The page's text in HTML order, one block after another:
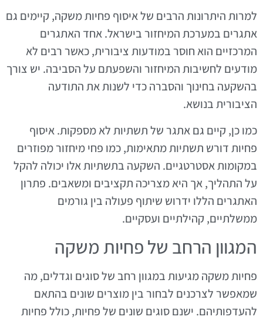
למרות היתרונות הרבים של איסוף פחיות משקה, קיימים גם
אתגרים במערכת המיחזור בישראל. אחד האתגרים
המרכזיים הוא חוסר במודעות ציבורית, כאשר רבים לא
מודעים לחשיבות המיחזור והשפעתם על הסביבה. יש צורך
בהשקעה בחינוך והסברה כדי לשנות את התודעה
הציבורית בנושא.
כמו כן, קיים גם אתגר של תשתיות לא מספקות. איסוף
פחיות דורש תשתיות מתאימות, כמו פחי מיחזור מפוזרים
במקומות אסטרטגיים. השקעה בתשתיות אלו יכולה להקל
על התהליך, אך היא מצריכה תקציבים ומשאבים. פתרון
האתגרים הללו ידרוש שיתוף פעולה בין גורמים
ממשלתיים, קהילתיים ועסקיים.
המגוון הרחב של פחיות משקה
פחיות משקה מגיעות במגוון רחב של סוגים וגדלים, מה
שמאפשר לצרכנים לבחור בין מוצרים שונים בהתאם
להעדפותיהם. ישנם סוגים שונים של פחיות, כולל פחיות